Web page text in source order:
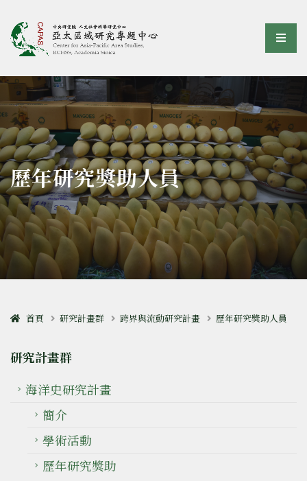
亞太區域研究專題中心選
:::
歷年研究獎助人員
首頁 研究計畫群 跨界與流動研究計畫 歷年研究獎助人員
研究計畫群
海洋史研究計畫
簡介
學術活動
歷年研究獎助